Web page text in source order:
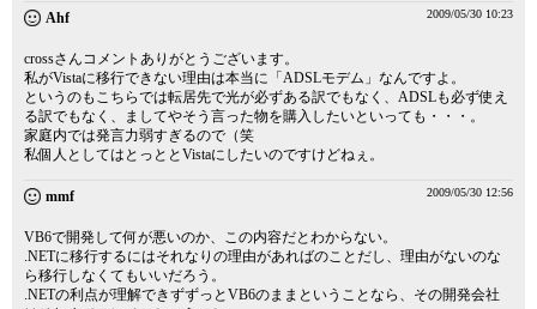
Ahf 2009/05/30 10:23
crossさんコメントありがとうございます。
私がVistaに移行できない理由は本当に「ADSLモデム」なんですよ。
というのもこちらでは転居先で光が必ずある訳でもなく、ADSLも必ず使え
る訳でもなく、ましてやそう言った物を購入したいといっても・・・。
家庭内では発言力弱すぎるので（笑
私個人としてはとっととVistaにしたいのですけどねぇ。
mmf 2009/05/30 12:56
VB6で開発して何が悪いのか、この内容だとわからない。
.NETに移行するにはそれなりの理由があればのことだし、理由がないのな
ら移行しなくてもいいだろう。
.NETの利点が理解できずずっとVB6のままということなら、その開発会社